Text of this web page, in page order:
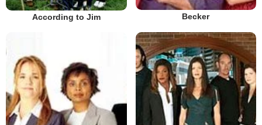
According to Jim Becker